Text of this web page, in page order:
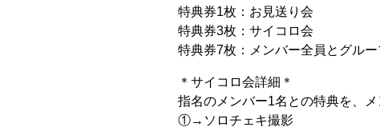
特典券1枚：お見送り会
特典券3枚：サイコロ会
特典券7枚：メンバー全員とグル
＊サイコロ会詳細＊
指名のメンバー1名との特典を、
①→ソロチェキ撮影